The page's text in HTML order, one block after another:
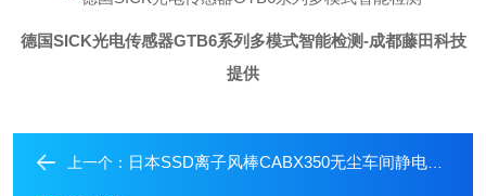
德国SICK光电传感器GTB6系列多模式智能检测-成都藤田科技
提供
上一个： 日本SSD离子风棒CABX350无尘车间静电专用